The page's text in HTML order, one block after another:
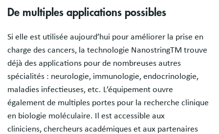
De multiples applications possibles
Si elle est utilisée aujourd’hui pour améliorer la prise en
charge des cancers, la technologie NanostringTM trouve
déjà des applications pour de nombreuses autres
spécialités : neurologie, immunologie, endocrinologie,
maladies infectieuses, etc. L’équipement ouvre
également de multiples portes pour la recherche clinique
en biologie moléculaire. Il est accessible aux
cliniciens, chercheurs académiques et aux partenaires